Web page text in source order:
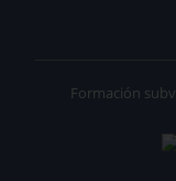
Formación